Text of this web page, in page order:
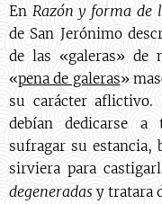
En Razón y forma de
de San Jerónimo
de las «galeras» de
«pena de galeras»
su carácter aflictivo.
debían dedicarse a
sufragar su estancia,
sirviera para
degeneradasy tratara